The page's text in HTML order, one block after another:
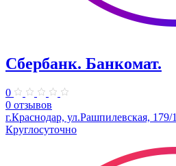
Сбербанк. Банкомат.
0
0 отзывов
г.Краснодар, ул.Рашпилевская, 179/1
Круглосуточно